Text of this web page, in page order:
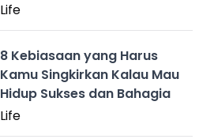
Life
8 Kebiasaan yang Harus
Kamu Singkirkan Kalau Mau
Hidup Sukses dan Bahagia
Life